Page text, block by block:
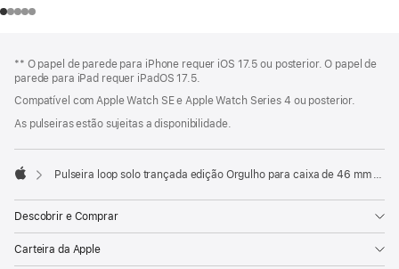
de
rodapé
** O papel de parede para iPhone requer iOS 17.5 ou posterior. O papel de
parede para iPad requer iPadOS 17.5.
Compatível com Apple Watch SE e Apple Watch Series 4 ou posterior.
As pulseiras estão sujeitas a disponibilidade.
Pulseira loop solo trançada edição Orgulho para caixa de 46 mm – Tamanho 8
Descobrir e Comprar
Carteira da Apple